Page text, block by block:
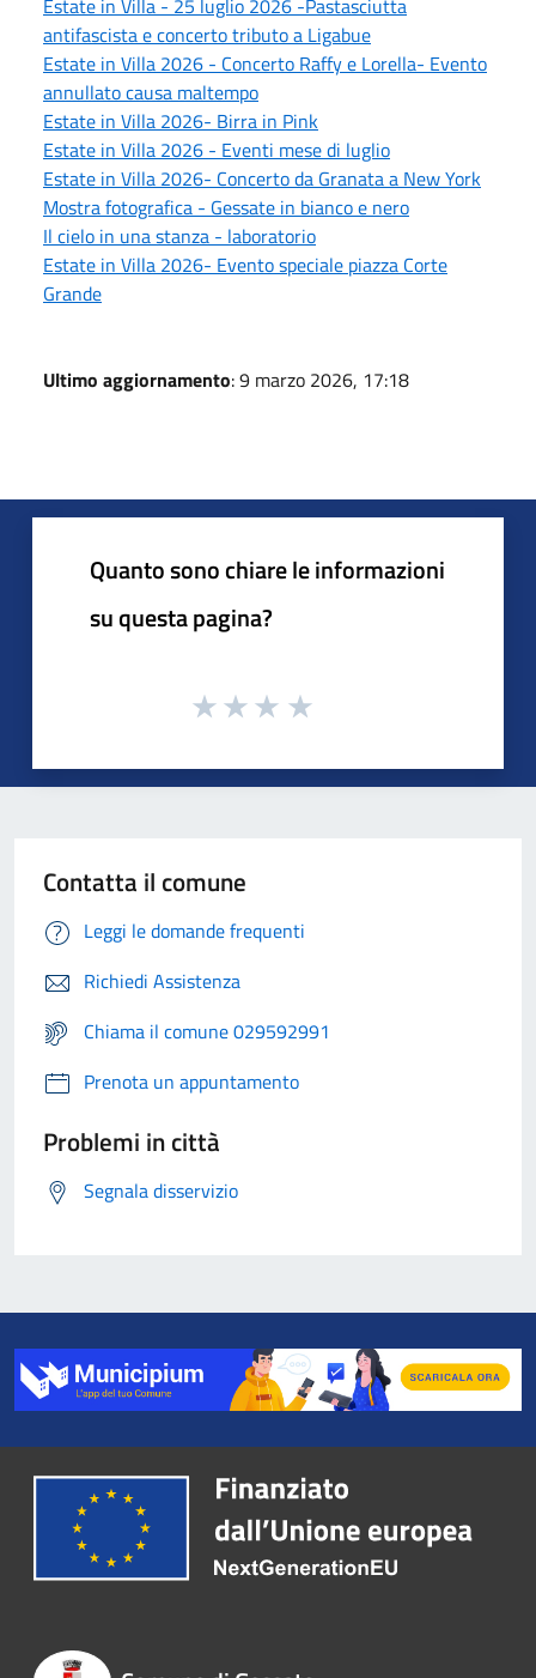
Estate in Villa - 25 luglio 2026 -Pastasciutta
antifascista e concerto tributo a Ligabue
Estate in Villa 2026 - Concerto Raffy e Lorella- Evento
annullato causa maltempo
Estate in Villa 2026- Birra in Pink
Estate in Villa 2026 - Eventi mese di luglio
Estate in Villa 2026- Concerto da Granata a New York
Mostra fotografica - Gessate in bianco e nero
Il cielo in una stanza - laboratorio
Estate in Villa 2026- Evento speciale piazza Corte
Grande
Ultimo aggiornamento: 9 marzo 2026, 17:18
Quanto sono chiare le informazioni
su questa pagina?
Contatta il comune
Leggi le domande frequenti
Richiedi Assistenza
Chiama il comune 029592991
Prenota un appuntamento
Problemi in città
Segnala disservizio